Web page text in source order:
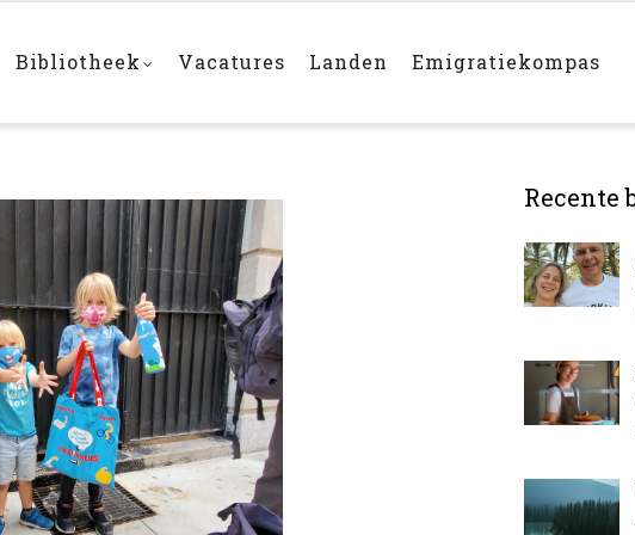
Bibliotheek Vacatures Landen Emigratiekompas
Recente